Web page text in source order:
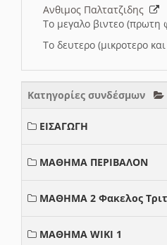
Ανθιμος Παλτατζιδης
Το μεγαλο βιντεο (πρωτη
Το δευτερο (μικροτερο
Κατηγορίες συνδέσμων
ΕΙΣΑΓΩΓΗ
ΜΑΘΗΜΑ ΠΕΡΙΒΑΛΟΝ
ΜΑΘΗΜΑ 2 Φακελος
ΜΑΘΗΜΑ WIKI 1